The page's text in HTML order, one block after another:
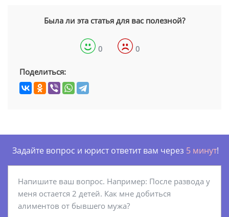
Была ли эта статья для вас полезной?
0 0
Поделиться:
Задайте вопрос и юрист ответит вам через 5 минут!